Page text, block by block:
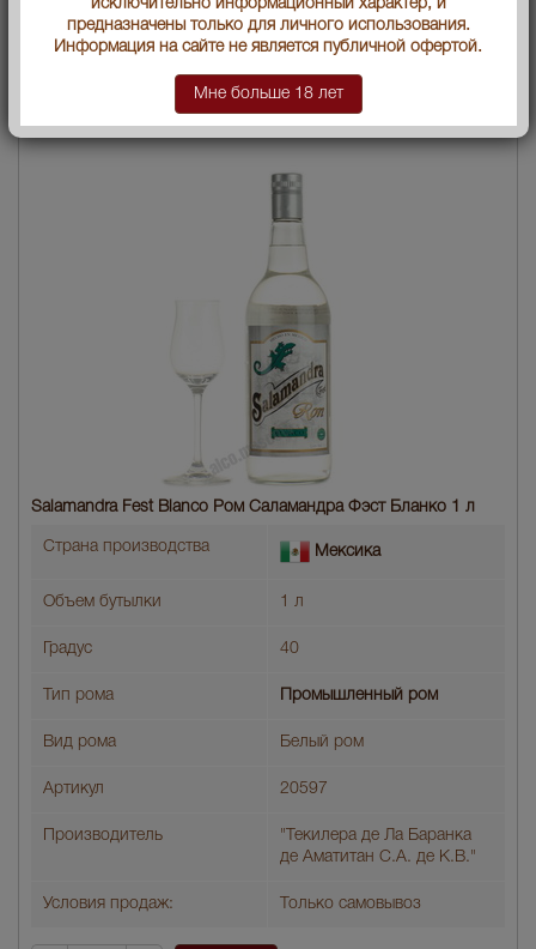
Условия продаж: Только самовывоз
В заявку Цена :
Salamandra Fest Blanco Ром Саламандра Фэст Бланко 1 л
Страна производства Мексика
Объем бутылки 1 л
Градус 40
Тип рома Промышленный ром
Вид рома Белый ром
Артикул 20597
Производитель
"Текилера де Ла Баранка
де Аматитан С.А. де К.В."
Условия продаж: Только самовывоз
исключительно информационный характер, и
предназначены только для личного использования.
Информация на сайте не является публичной офертой.
Мне больше 18 лет